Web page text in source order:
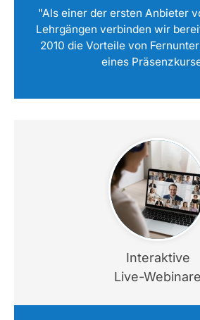
"Als einer der ersten Anbieter
Lehrgängen verbinden wir
2010 die Vorteile von
eines
Interaktive
Live-Webinare